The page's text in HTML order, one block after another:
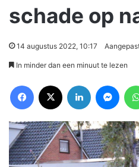
schade op
14 augustus 2022, 10:17
In minder dan een minuut te lezen